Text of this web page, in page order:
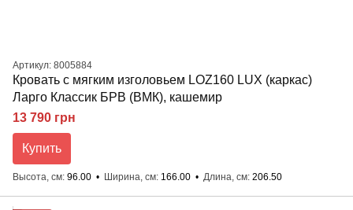
Артикул: 8005884
Кровать с мягким изголовьем LOZ160 LUX (каркас)
Ларго Классик БРВ (ВМК), кашемир
13 790 грн
Купить
Высота, см 96.00 Ширина, см 166.00 Длина, см 206.50